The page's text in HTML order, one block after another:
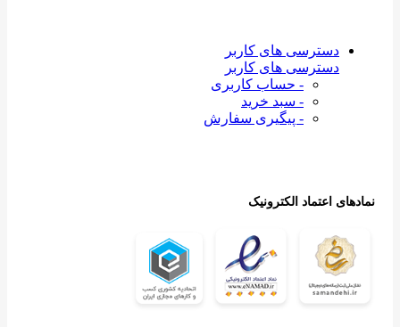
دسترسی های کاربر
دسترسی های کاربر
- حساب کاربری
- سبد خرید
- پیگیری سفارش
نمادهای اعتماد الکترونیک